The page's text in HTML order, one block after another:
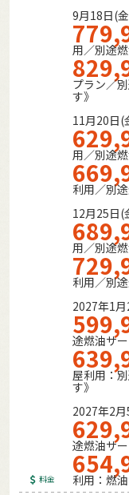
料金
9月18日(
用／別途
プラン／
す》
11月20日(
用／別途
利用／別
12月25日(
用／別途
利用／別
2027年1
途燃油サ
屋利用：
す》
2027年2
途燃油サ
利用：燃